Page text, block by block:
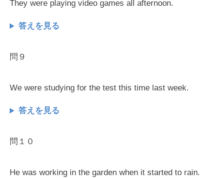
They were playing video games all afternoon.
答えを見る
問９
We were studying for the test this time last week.
答えを見る
問１０
He was working in the garden when it started to rain.